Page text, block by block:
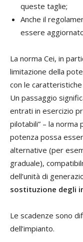
queste taglie;
Anche il
essere
La norma Cei, in
limitazione della
con le
Un passaggio
entrati in esercizio
pilotabili” – la norma
potenza possa
alternative (per
graduale),
dell’unità di
sostituzione degli
Le scadenze sono
dell’impianto.